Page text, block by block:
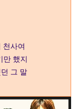
천사여
했지
그 말